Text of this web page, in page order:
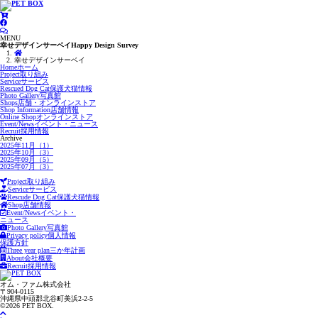
MENU
幸せデザインサーベイHappy Design Survey
幸せデザインサーベイ
Homeホーム
Project取り組み
Serviceサービス
Rescued Dog Cat保護犬猫情報
Photo Gallery写真館
Shops店舗・オンラインストア
Shop Information店舗情報
Online Shopオンラインストア
Event/Newsイベント・ニュース
Recruit採用情報
Archive
2025年11月（1）
2025年10月（3）
2025年09月（5）
2025年07月（3）
Project取り組み
Serviceサービス
Rescude Dog Cat保護犬猫情報
Shop店舗情報
Event/Newsイベント・
ニュース
Photo Gallery写真館
Privacy policy個人情報
保護方針
Three year plan三か年計画
About会社概要
Recruit採用情報
オム・ファム株式会社
〒904-0115
沖縄県中頭郡北谷町美浜2-2-5
©2026 PET BOX.